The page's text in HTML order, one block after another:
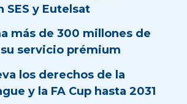
SES y Eutelsat
más de 300 millones de
servicio prémium
los derechos de la
y la FA Cup hasta 2031